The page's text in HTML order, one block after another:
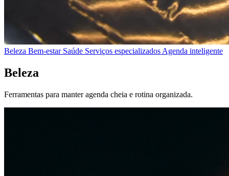
Beleza Bem-estar Saúde Serviços especializados Agenda inteligente
Beleza
Ferramentas para manter agenda cheia e rotina organizada.